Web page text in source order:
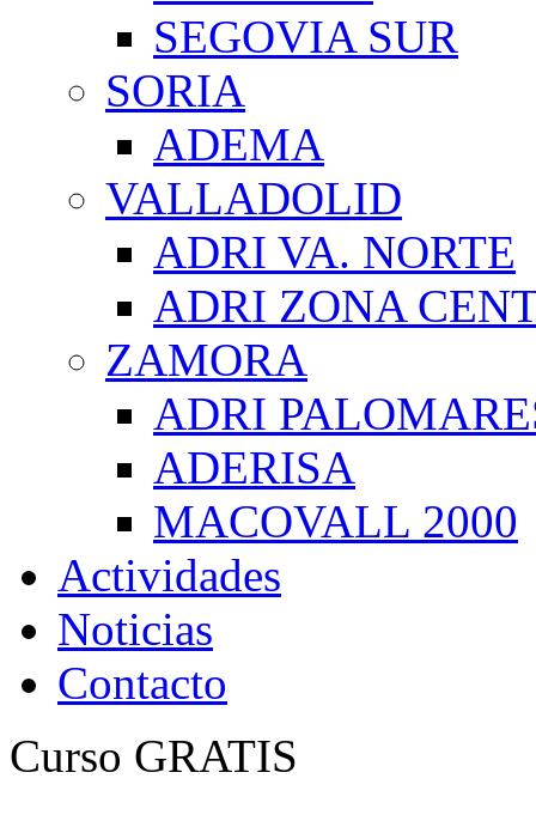
SEGOVIA SUR
SORIA
ADEMA
VALLADOLID
ADRI VA. NORTE
ADRI ZONA
ZAMORA
ADRI
ADERISA
MACOVALL 2000
Actividades
Noticias
Contacto
Curso GRATIS